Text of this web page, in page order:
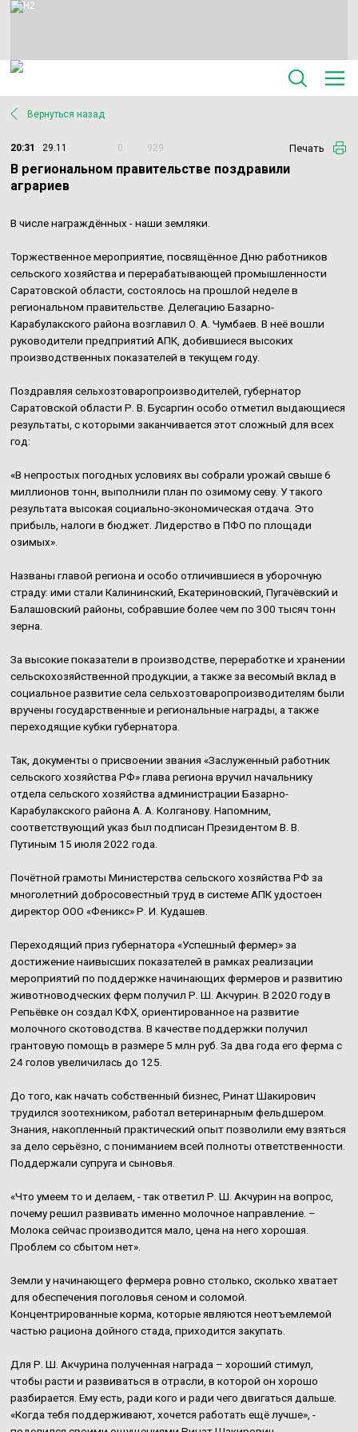
Вернуться назад
20:31 29.11 0 929 Печать
В региональном правительстве поздравили
аграриев
В числе награждённых - наши земляки.
Торжественное мероприятие, посвящённое Дню работников
сельского хозяйства и перерабатывающей промышленности
Саратовской области, состоялось на прошлой неделе в
региональном правительстве. Делегацию Базарно-
Карабулакского района возглавил О. А. Чумбаев. В неё вошли
руководители предприятий АПК, добившиеся высоких
производственных показателей в текущем году.
Поздравляя сельхозтоваропроизводителей, губернатор
Саратовской области Р. В. Бусаргин особо отметил выдающиеся
результаты, с которыми заканчивается этот сложный для всех
год:
«В непростых погодных условиях вы собрали урожай свыше 6
миллионов тонн, выполнили план по озимому севу. У такого
результата высокая социально-экономическая отдача. Это
прибыль, налоги в бюджет. Лидерство в ПФО по площади
озимых».
Названы главой региона и особо отличившиеся в уборочную
страду: ими стали Калининский, Екатериновский, Пугачёвский и
Балашовский районы, собравшие более чем по 300 тысяч тонн
зерна.
За высокие показатели в производстве, переработке и хранении
сельскохозяйственной продукции, а также за весомый вклад в
социальное развитие села сельхозтоваропроизводителям были
вручены государственные и региональные награды, а также
переходящие кубки губернатора.
Так, документы о присвоении звания «Заслуженный работник
сельского хозяйства РФ» глава региона вручил начальнику
отдела сельского хозяйства администрации Базарно-
Карабулакского района А. А. Колганову. Напомним,
соответствующий указ был подписан Президентом В. В.
Путиным 15 июля 2022 года.
Почётной грамоты Министерства сельского хозяйства РФ за
многолетний добросовестный труд в системе АПК удостоен
директор ООО «Феникс» Р. И. Кудашев.
Переходящий приз губернатора «Успешный фермер» за
достижение наивысших показателей в рамках реализации
мероприятий по поддержке начинающих фермеров и развитию
животноводческих ферм получил Р. Ш. Акчурин. В 2020 году в
Репьёвке он создал КФХ, ориентированное на развитие
молочного скотоводства. В качестве поддержки получил
грантовую помощь в размере 5 млн руб. За два года его ферма с
24 голов увеличилась до 125.
До того, как начать собственный бизнес, Ринат Шакирович
трудился зоотехником, работал ветеринарным фельдшером.
Знания, накопленный практический опыт позволили ему взяться
за дело серьёзно, с пониманием всей полноты ответственности.
Поддержали супруга и сыновья.
«Что умеем то и делаем, - так ответил Р. Ш. Акчурин на вопрос,
почему решил развивать именно молочное направление. –
Молока сейчас производится мало, цена на него хорошая.
Проблем со сбытом нет».
Земли у начинающего фермера ровно столько, сколько хватает
для обеспечения поголовья сеном и соломой.
Концентрированные корма, которые являются неотъемлемой
частью рациона дойного стада, приходится закупать.
Для Р. Ш. Акчурина полученная награда – хороший стимул,
чтобы расти и развиваться в отрасли, в которой он хорошо
разбирается. Ему есть, ради кого и ради чего двигаться дальше.
«Когда тебя поддерживают, хочется работать ещё лучше», -